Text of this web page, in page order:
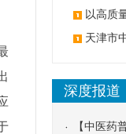
以高质
天津市
深度报道
【中医药